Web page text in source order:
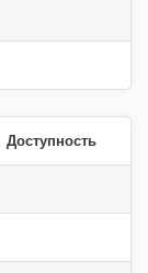
Доступность